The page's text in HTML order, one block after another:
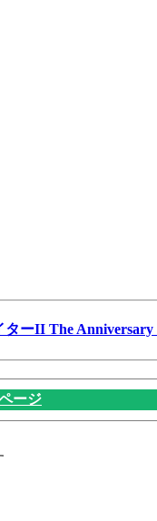
ーII The Anniversary
ージ